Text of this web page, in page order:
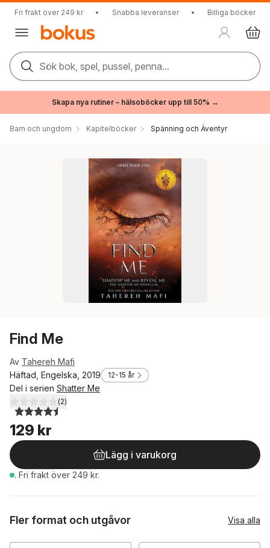
Fri frakt över 249 kr • Snabba leveranser • Billiga böcker
Sök bok, spel, pussel, penna...
Skapa nya rutiner – hälsoböcker upp till 50% →
Barn och ungdom Kapitelböcker Spänning och Äventyr
Find Me
Av Tahereh Mafi
Häftad, Engelska, 2019
12-15 år
Del i serien Shatter Me
4,5utav 5 stjärnor. Totalt antal röster:
(2)
129 kr
Lägg i varukorg
. Fri frakt över 249 kr.
Fler format och utgåvor Visa alla